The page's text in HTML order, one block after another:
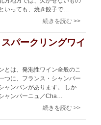
いっても、焼き餃子で…
続きを読む >>
パークリングワイ
とは、発泡性ワイン全般のこ
つに、フランス・シャンパー
ャンパンがあります。 しか
ャンパーニュ／Cha…
続きを読む >>